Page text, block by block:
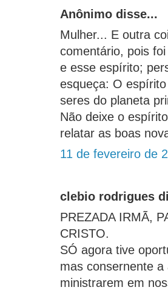
Anônimo disse...
Mulher... E outra
comentário, pois
e esse espírito;
esqueça: O
seres do planeta
Não deixe o
relatar as boas
11 de fevereiro de
clebio rodrigues
PREZADA IRMÃ,
CRISTO.
SÓ agora tive
mas consernente
ministrarem em